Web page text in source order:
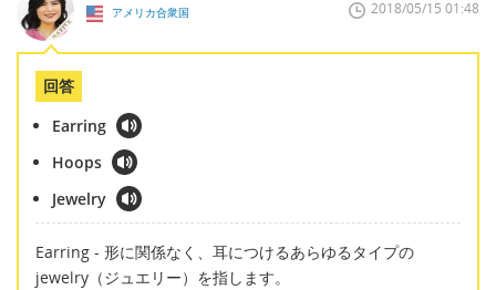
アメリカ合衆国 2018/05/15 01:48
回答
Earring
Hoops
Jewelry
Earring - 形に関係なく、耳につけるあらゆるタイプの
jewelry（ジュエリー）を指します。